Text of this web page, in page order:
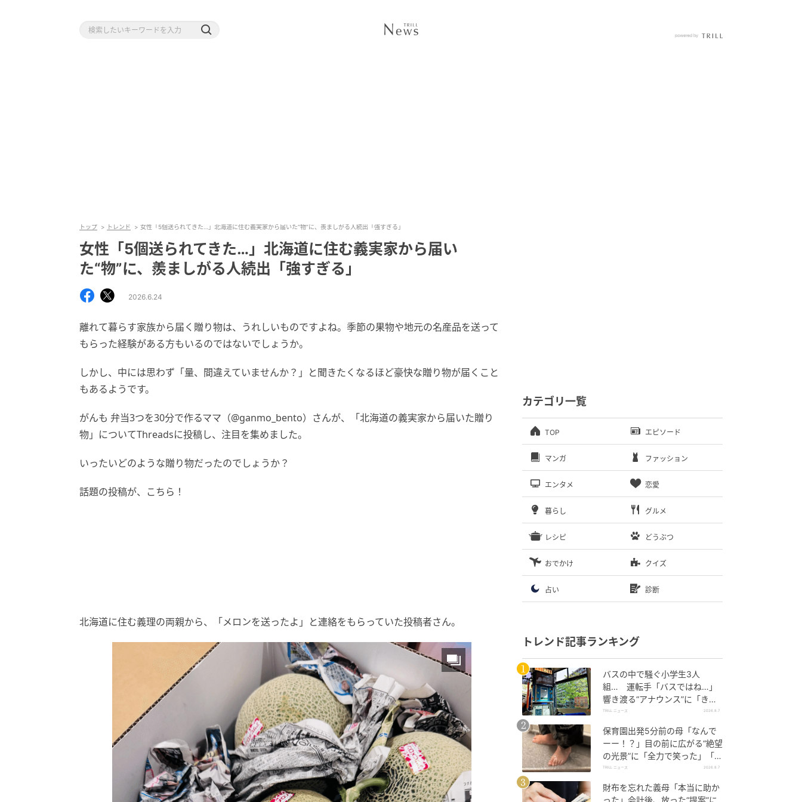
トップ トレンド 女性「5個送られてきた…」北海道に住む義実家から届いた“物”に、羨ましがる人続出「強すぎる」
女性「5個送られてきた…」北海道に住む義実家から届い
た“物”に、羨ましがる人続出「強すぎる」
2026.6.24
離れて暮らす家族から届く贈り物は、うれしいものですよね。季節の果物や地元の名産品を送って
もらった経験がある方もいるのではないでしょうか。
しかし、中には思わず「量、間違えていませんか？」と聞きたくなるほど豪快な贈り物が届くこと
もあるようです。
がんも 弁当3つを30分で作るママ（@ganmo_bento）さんが、「北海道の義実家から届いた贈り
物」についてThreadsに投稿し、注目を集めました。
いったいどのような贈り物だったのでしょうか？
話題の投稿が、こちら！
北海道に住む義理の両親から、「メロンを送ったよ」と連絡をもらっていた投稿者さん。
カテゴリ一覧
TOP エピソード
マンガ ファッション
エンタメ 恋愛
暮らし グルメ
レシピ どうぶつ
おでかけ クイズ
占い 診断
トレンド記事ランキング
バスの中で騒ぐ小学生3人
組… 運転手「バスではね…」
響き渡る“アナウンス”に「きっ
といい経験になった」
TRILL ニュース 2026.8.7
保育園出発5分前の母「なんで
ーー！？」目の前に広がる“絶望
の光景”に「全力で笑った」「本
当にお疲れさまです」
TRILL ニュース 2026.8.7
財布を忘れた義母「本当に助か
った」会計後、放った“提案”に